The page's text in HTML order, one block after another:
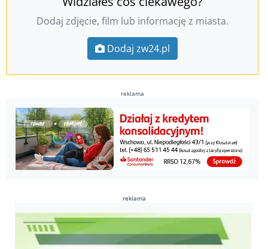
Dodaj zdjęcie, film lub informację z miasta.
Dodaj zw24.pl
reklama
reklama